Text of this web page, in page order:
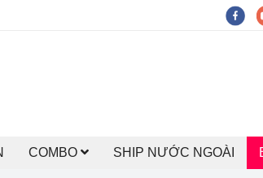
COMBO SHIP NƯỚC NGOÀI